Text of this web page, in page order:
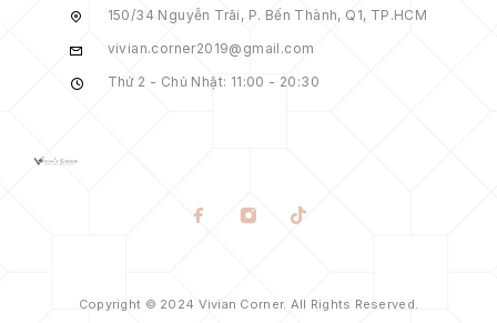
150/34 Nguyễn Trãi, P. Bến Thành, Q1, TP.HCM
vivian.corner2019@gmail.com
Thứ 2 - Chủ Nhật: 11:00 - 20:30
Copyright © 2024 Vivian Corner. All Rights Reserved.